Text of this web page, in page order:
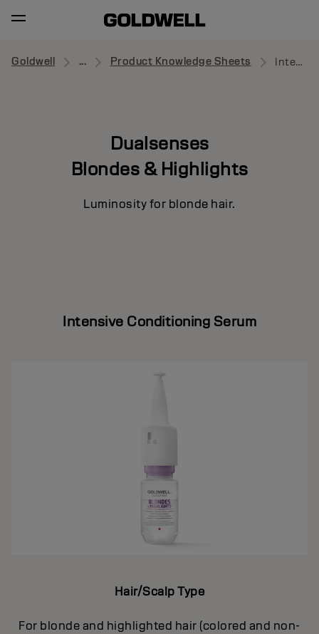
Goldwell ... Product Knowledge Sheets Intensive Conditioning Serum
Dualsenses
Blondes & Highlights
Luminosity for blonde hair.
Intensive Conditioning Serum
Hair/Scalp Type
For blonde and highlighted hair (colored and non-